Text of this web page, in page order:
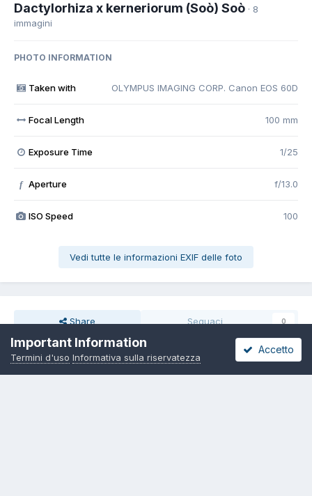
Dactylorhiza x kerneriorum (Soò) Soò · 8
immagini
PHOTO INFORMATION
Taken with OLYMPUS IMAGING CORP. Canon EOS 60D
Focal Length 100 mm
Exposure Time 1/25
f Aperture f/13.0
ISO Speed 100
Vedi tutte le informazioni EXIF delle foto
Share Seguaci 0
Important Information
Termini d'uso Informativa sulla riservatezza
Accetto